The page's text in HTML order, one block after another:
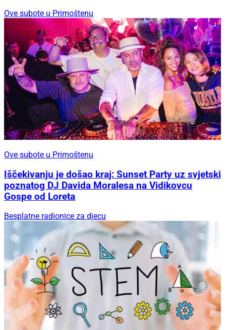
Ove subote u Primoštenu
Ove subote u Primoštenu
Iščekivanju je došao kraj: Sunset Party uz svjetski
poznatog DJ Davida Moralesa na Vidikovcu
Gospe od Loreta
Besplatne radionice za djecu